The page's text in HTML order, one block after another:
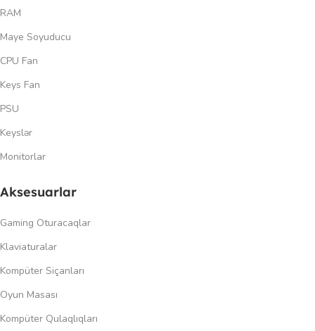
RAM
Maye Soyuducu
CPU Fan
Keys Fan
PSU
Keyslər
Monitorlar
Aksesuarlar
Gaming Oturacaqlar
Klaviaturalar
Kompüter Siçanları
Oyun Masası
Kompüter Qulaqlıqları